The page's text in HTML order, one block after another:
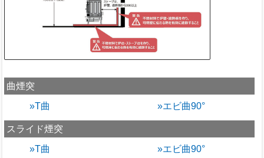
曲煙突
»T曲
»エビ曲90°
スライド煙突
»T曲
»エビ曲90°